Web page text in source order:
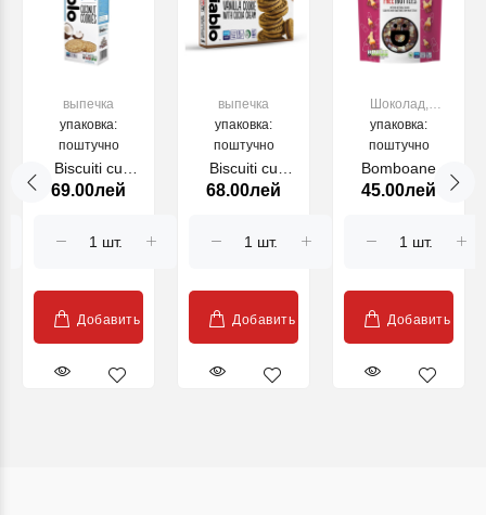
выпечка
упаковка:
поштучно
Biscuiti cu
cocos Fara
150g
69.00лей
Добавить
выпечка
упаковка:
поштучно
Biscuiti cu
crema de
Zahar DIABLO
68.00лей
Добавить
Шоколад,
конфеты,
жевательная
резинка
упаковка:
поштучно
Bomboane
gumate Cola
Zahar DIABLO
45.00лей
Добавить